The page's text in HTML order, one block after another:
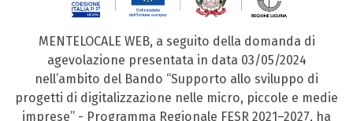
MENTELOCALE WEB, a seguito della domanda di
agevolazione presentata in data 03/05/2024
nell’ambito del Bando “Supporto allo sviluppo di
progetti di digitalizzazione nelle micro, piccole e medie
imprese” - Programma Regionale FESR 2021–2027, ha